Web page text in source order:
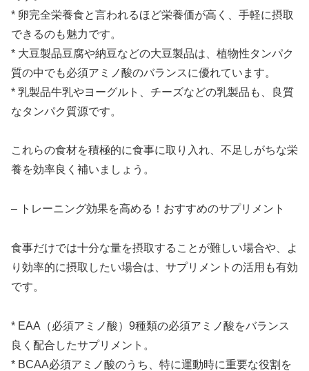
* 卵完全栄養食と言われるほど栄養価が高く、手軽に摂取
できるのも魅力です。
* 大豆製品豆腐や納豆などの大豆製品は、植物性タンパク
質の中でも必須アミノ酸のバランスに優れています。
* 乳製品牛乳やヨーグルト、チーズなどの乳製品も、良質
なタンパク質源です。
これらの食材を積極的に食事に取り入れ、不足しがちな栄
養を効率良く補いましょう。
– トレーニング効果を高める！おすすめのサプリメント
食事だけでは十分な量を摂取することが難しい場合や、よ
り効率的に摂取したい場合は、サプリメントの活用も有効
です。
* EAA（必須アミノ酸） 9種類の必須アミノ酸をバランス
良く配合したサプリメント。
* BCAA必須アミノ酸のうち、特に運動時に重要な役割を